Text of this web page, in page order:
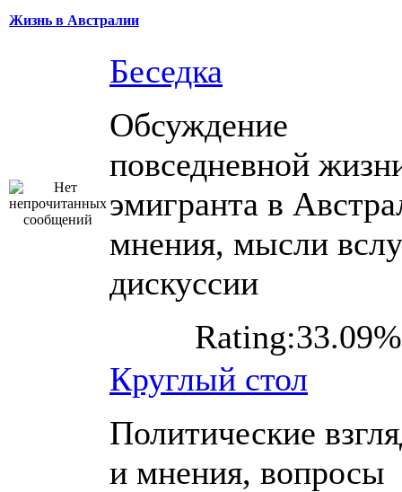
Жизнь в Австралии
Беседка
Обсуждение
повседневной
эмигранта в
мнения, мысли
дискуссии
Rating:33.09%
Круглый стол
Политические
и мнения, вопросы